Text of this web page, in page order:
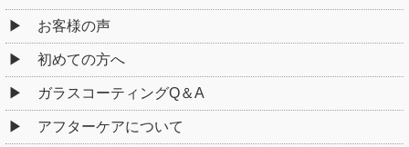
お客様の声
初めての方へ
ガラスコーティングQ＆A
アフターケアについて